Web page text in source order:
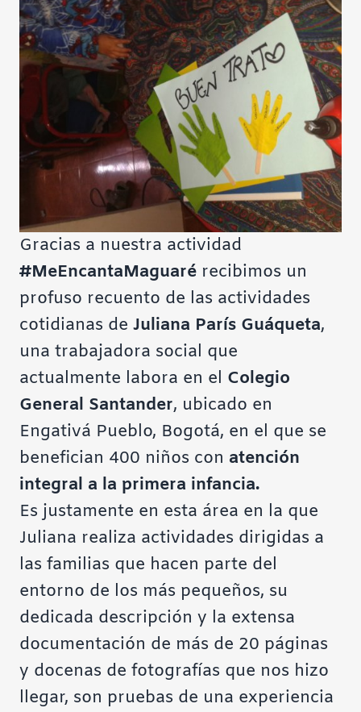
Gracias a nuestra actividad
#MeEncantaMaguaré recibimos un
profuso recuento de las actividades
cotidianas de Juliana París Guáqueta,
una trabajadora social que
actualmente labora en el Colegio
General Santander, ubicado en
Engativá Pueblo, Bogotá, en el que se
benefician 400 niños con atención
integral a la primera infancia.
Es justamente en esta área en la que
Juliana realiza actividades dirigidas a
las familias que hacen parte del
entorno de los más pequeños, su
dedicada descripción y la extensa
documentación de más de 20 páginas
y docenas de fotografías que nos hizo
llegar, son pruebas de una experiencia